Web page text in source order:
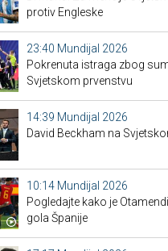
protiv Engleske
23:40 Mundijal 2026
Pokrenuta istraga zbog
Svjetskom prvenstvu
14:39 Mundijal 2026
David Beckham na
10:14 Mundijal 2026
Pogledajte kako je
gola Španije